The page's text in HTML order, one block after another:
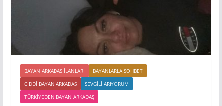
BAYAN ARKADAS ILANLARI
BAYANLARLA SOHBET
CIDDI BAYAN ARKADAS
SEVGILI ARIYORUM
TÜRKIYEDEN BAYAN ARKADAŞ